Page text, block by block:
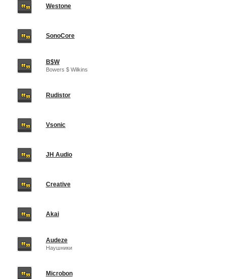
Westone
SonoCore
B$W
Bowers $ Wilkins
Rudistor
Vsonic
JH Audio
Creative
Akai
Audeze
Наушники
Microbon